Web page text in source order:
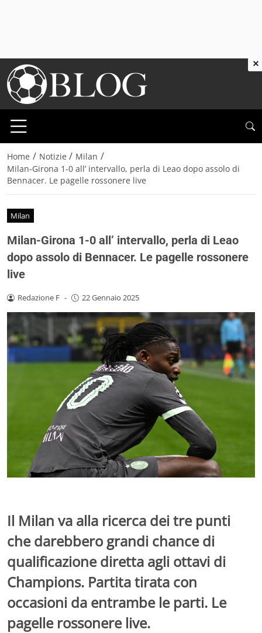
Home / Notizie / Milan /
Milan-Girona 1-0 all’ intervallo, perla di Leao dopo assolo di
Bennacer. Le pagelle rossonere live
Milan
Milan-Girona 1-0 all’ intervallo, perla di Leao
dopo assolo di Bennacer. Le pagelle rossonere
live
Redazione F - 22 Gennaio 2025
Il Milan va alla ricerca dei tre punti
che darebbero grandi chance di
qualificazione diretta agli ottavi di
Champions. Partita tirata con
occasioni da entrambe le parti. Le
pagelle rossonere live.
×